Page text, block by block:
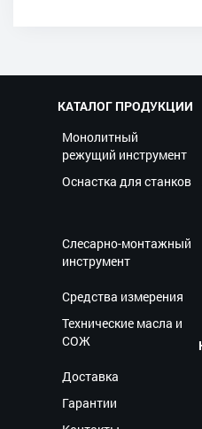
КАТАЛОГ ПРОДУКЦИИ
Монолитный
режущий инструмент
Оснастка для станков
Слесарно-монтажный
инструмент
Средства измерения
Технические масла и
СОЖ
Доставка
Гарантии